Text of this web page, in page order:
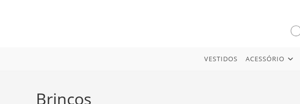
VESTIDOS ACESSÓRIO
Brincos